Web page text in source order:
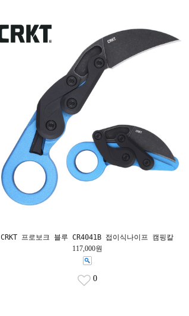
CRKT 프로보크 블루 CR4041B 접이식나이프 캠핑칼
117,000원
0